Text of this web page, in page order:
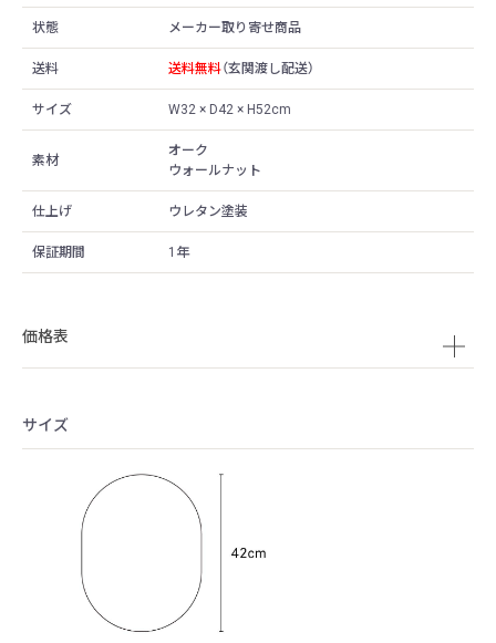
状態 メーカー取り寄せ商品
送料 送料無料（玄関渡し配送）
サイズ W32 × D42 × H52cm
素材
オーク
ウォールナット
仕上げ ウレタン塗装
保証期間 1年
価格表
サイズ